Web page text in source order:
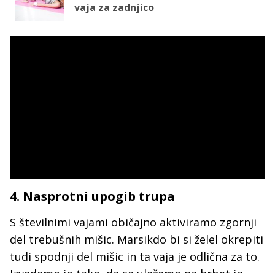
vaja za zadnjico
4. Nasprotni upogib trupa
S številnimi vajami običajno aktiviramo zgornji
del trebušnih mišic. Marsikdo bi si želel okrepiti
tudi spodnji del mišic in ta vaja je odlična za to.